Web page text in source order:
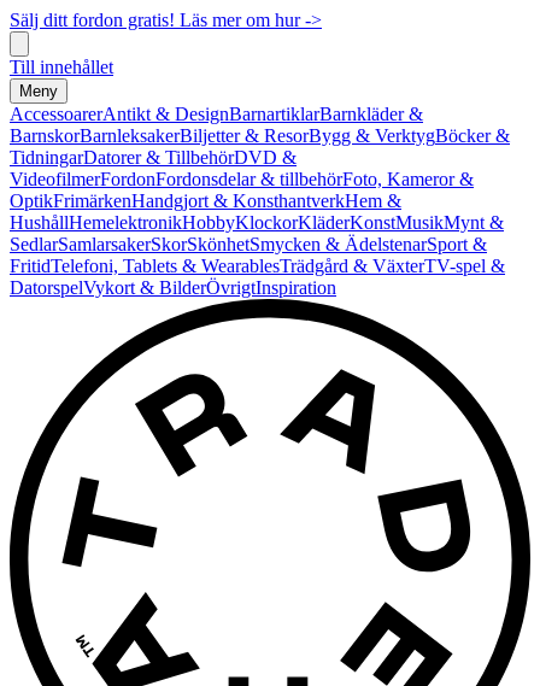
Sälj ditt fordon gratis! Läs mer om hur ->
Till innehållet
Meny
AccessoarerAntikt & DesignBarnartiklarBarnkläder &
BarnskorBarnleksakerBiljetter & ResorBygg & VerktygBöcker &
TidningarDatorer & TillbehörDVD &
VideofilmerFordonFordonsdelar & tillbehörFoto, Kameror &
OptikFrimärkenHandgjort & KonsthantverkHem &
HushållHemelektronikHobbyKlockorKläderKonstMusikMynt &
SedlarSamlarsakerSkorSkönhetSmycken & ÄdelstenarSport &
FritidTelefoni, Tablets & WearablesTrädgård & VäxterTV-spel &
DatorspelVykort & BilderÖvrigtInspiration